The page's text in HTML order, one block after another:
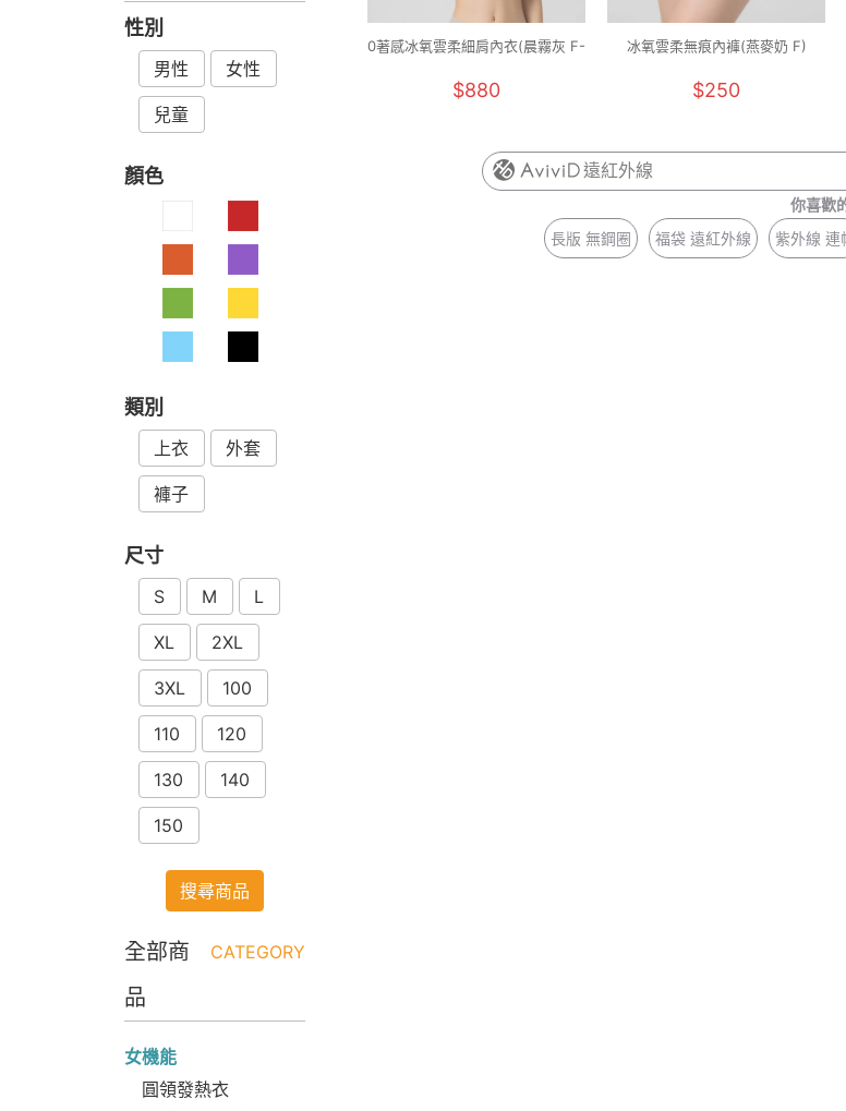
性別
男性 女性
兒童
顏色
類別
上衣 外套
褲子
尺寸
S M L
XL 2XL
3XL 100
110 120
130 140
150
搜尋商品
全部商
品
CATEGORY
女機能
圓領發熱衣
0著感冰氧雲柔細肩內衣(晨霧灰 F-
$880
冰氧雲柔無痕內褲(燕麥奶 F)
$250
遠紅外線
你喜歡
長版 無鋼圈
福袋 遠紅外線 紫外線 連